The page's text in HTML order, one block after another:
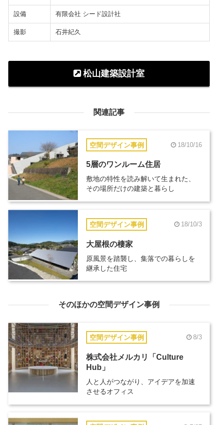
設備 有限会社 シード設計社
撮影 石井紀久
松山建築設計室
関連記事
空間デザイン事例 18/10/16
5層のワンルーム住居
敷地の特性を読み解いて生まれた、
その場所だけの建築と暮らし
空間デザイン事例 18/10/3
大屋根の棲家
原風景を踏襲し、集落での暮らしを
継承した住宅
そのほかの空間デザイン事例
空間デザイン事例 8/3
株式会社メルカリ「Culture
Hub」
人と人がつながり、アイデアを加速
させるオフィス